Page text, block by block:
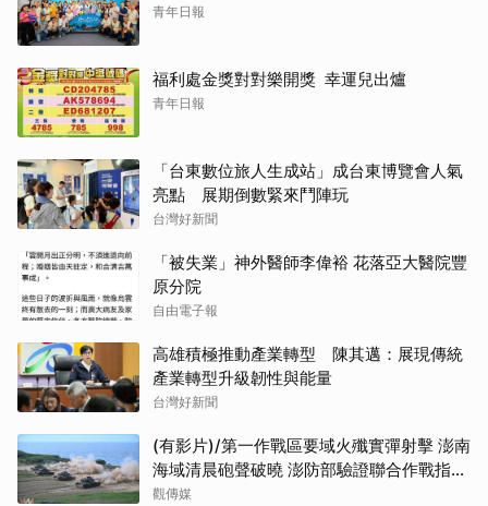
青年日報
福利處金獎對對樂開獎 幸運兒出爐
青年日報
「台東數位旅人生成站」成台東博覽會人氣
亮點 展期倒數緊來鬥陣玩
台灣好新聞
「被失業」神外醫師李偉裕 花落亞大醫院豐
原分院
自由電子報
高雄積極推動產業轉型 陳其邁：展現傳統
產業轉型升級韌性與能量
台灣好新聞
(有影片)/第一作戰區要域火殲實彈射擊 澎南
海域清晨砲聲破曉 澎防部驗證聯合作戰指管
效能
觀傳媒